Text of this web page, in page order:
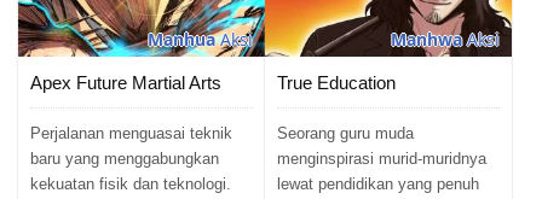
ManhuaAksi
Apex Future Martial Arts
Perjalanan menguasai teknik
baru yang menggabungkan
kekuatan fisik dan teknologi.
ManhwaAksi
True Education
Seorang guru muda
menginspirasi murid-muridnya
lewat pendidikan yang penuh